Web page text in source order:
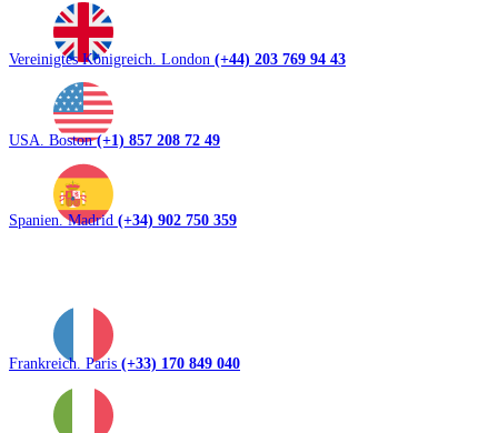
Vereinigtes Königreich. London (+44) 203 769 94 43
USA. Boston(+1) 857 208 72 49
Spanien. Madrid (+34) 902 750 359
Frankreich. Paris (+33) 170 849 040